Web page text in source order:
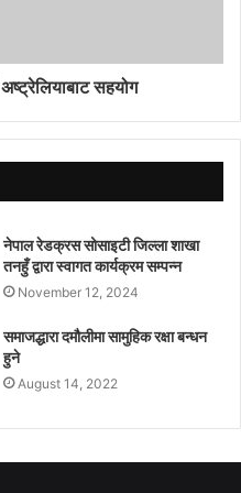
सहयोग
नेपाल रेडक्रस सोसाइटी जिल्ला शाखा
तनहुँ द्वारा स्वागत कार्यक्रम सम्पन्न
November 12, 2024
समाजद्धारा दमौलीमा सामुहिक रक्षा बन्धन
हुने
August 14, 2022